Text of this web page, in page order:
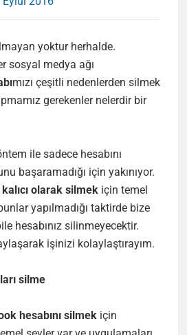
yoktur herhalde.
sosyal medya ağı
mızı çeşitli nedenlerden silmek
gerekenler nelerdir bir
ile sadece hesabını
başaramadığı için yakınıyor.
olarak silmek için temel
yapılmadığı taktirde bize
hesabınız silinmeyecektir.
işinizi kolaylaştırayım.
silme
hesabını silmek için